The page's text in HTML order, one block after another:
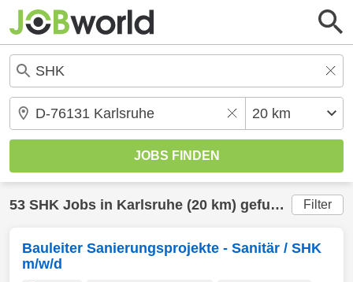
53 SHK Jobs in Karlsruhe (20 km) gefunden Filter
Bauleiter Sanierungsprojekte - Sanitär / SHK
m/w/d